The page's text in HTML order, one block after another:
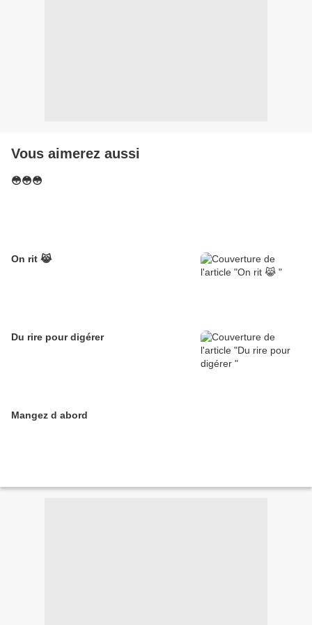
Vous aimerez aussi
😳😳😳
On rit 😹
Du rire pour digérer
Mangez d abord